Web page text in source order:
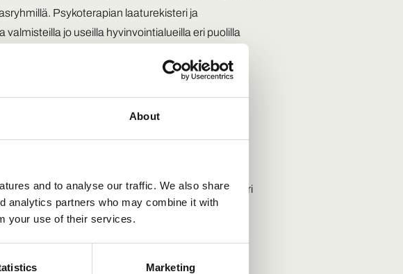
About
and to analyse our traffic. We also share
analytics partners who may combine it with
your use of their services.
Marketing
Psykoterapian laaturekisteri ja
jo useilla hyvinvointialueilla eri puolilla
tietojärjestelmäyritys BCB Medical, jolla on
kanssa. Laaturekisterin käyttöönotto
sopimusta heidän kanssaan.
palveluiden kehittämisen monella eri